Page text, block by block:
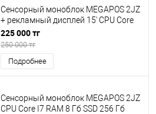
Сенсорный моноблок MEGAPOS 2JZ
+ рекламный дисплей 15' CPU Core
I3 RAM 4 Гб SSD 64 Гб + рекламный
дисплей 15'' (белый)
225 000 тг
250 000 тг
Подробнее
Сенсорный моноблок MEGAPOS 2JZ
CPU Core I7 RAM 8 Гб SSD 256 Гб